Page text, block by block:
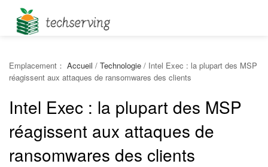
Emplacement： Accueil / Technologie / Intel Exec : la plupart des MSP
réagissent aux attaques de ransomwares des clients
Intel Exec : la plupart des MSP
réagissent aux attaques de
ransomwares des clients